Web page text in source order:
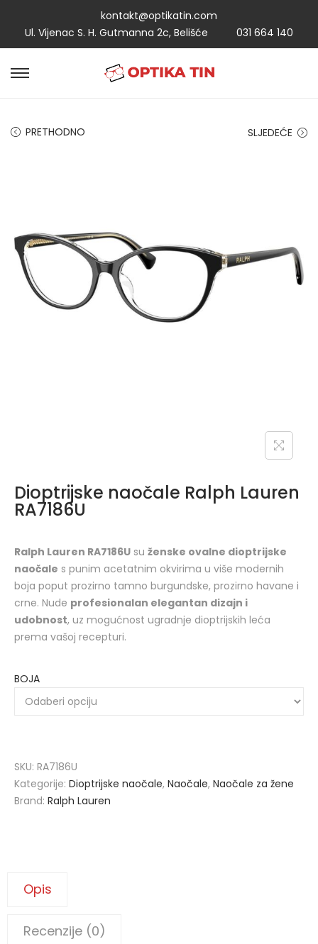
kontakt@optikatin.com
Ul. Vijenac S. H. Gutmanna 2c, Belišće
031 664 140
PRETHODNO SLJEDEĆE
Dioptrijske naočale Ralph Lauren
RA7186U
Ralph Lauren RA7186U su ženske ovalne dioptrijske
naočale s punim acetatnim okvirima u više modernih
boja poput prozirno tamno burgundske, prozirno havane i
crne. Nude profesionalan elegantan dizajn i
udobnost, uz mogućnost ugradnje dioptrijskih leća
prema vašoj recepturi.
BOJA
SKU: RA7186U
Kategorije: Dioptrijske naočale, Naočale, Naočale za žene
Brand: Ralph Lauren
Opis
Recenzije (0)